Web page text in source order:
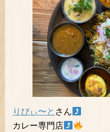
りぴぃ〜と さん
カレー専門店